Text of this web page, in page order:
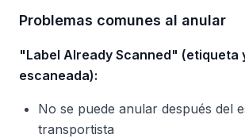
Problemas comunes al anular
"Label Already Scanned" (etiqueta
escaneada):
No se puede anular después del
transportista